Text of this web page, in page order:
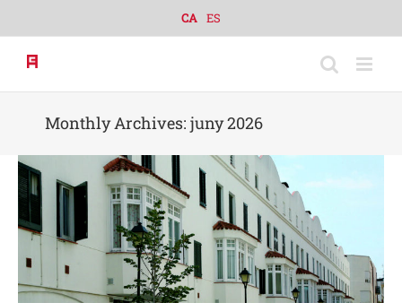
content
CA ES
Monthly Archives: juny 2026